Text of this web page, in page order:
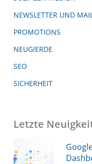
NEWSLETTER UND MAIL
PROMOTIONS
NEUGIERDE
SEO
SICHERHEIT
Letzte